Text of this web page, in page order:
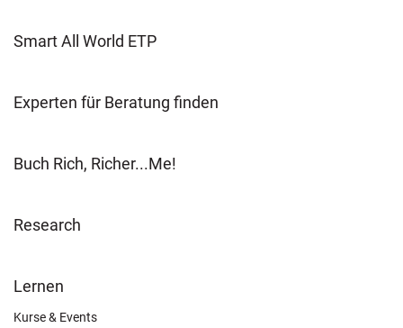
Smart All World ETP
Experten für Beratung finden
Buch Rich, Richer...Me!
Research
FOOTER
OTHER
Lernen
Kurse & Events